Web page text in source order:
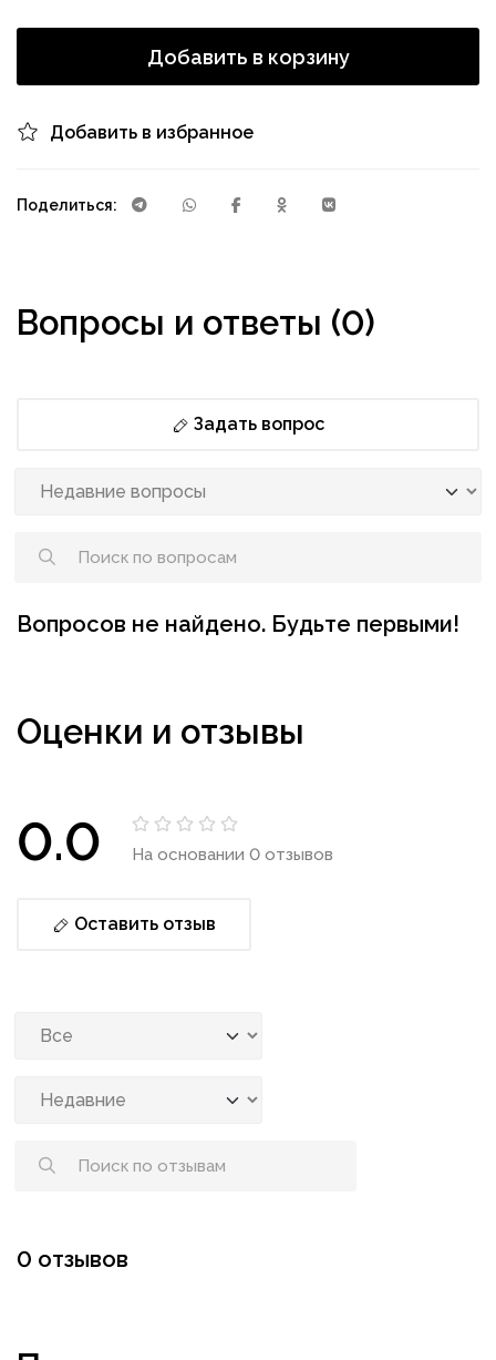
Добавить в корзину
Добавить в избранное
Поделиться:
Вопросы и ответы (0)
Задать вопрос
Вопросов не найдено. Будьте первыми!
Оценки и отзывы
0.0 На основании 0 отзывов
Оставить отзыв
0 отзывов